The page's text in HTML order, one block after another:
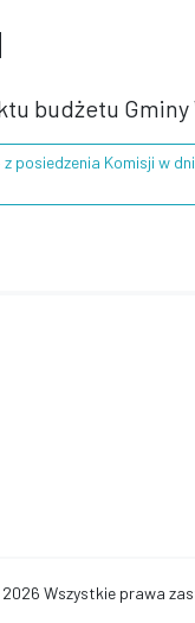
budżetu Gminy
posiedzenia Komisji w
Wszystkie prawa